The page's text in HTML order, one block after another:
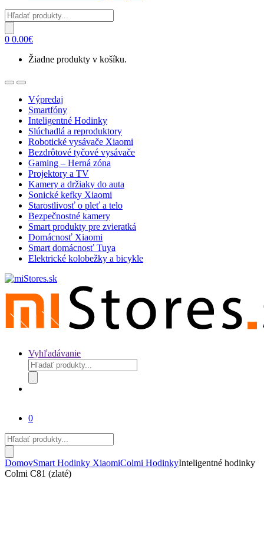
Products
search
0 0.00€
Žiadne produkty v košíku.
OpenClose
Výpredaj
Smartfóny
Inteligentné Hodinky
Slúchadlá a reproduktory
Robotické vysávače Xiaomi
Bezdrôtové tyčové vysávače
Gaming – Herná zóna
Projektory a TV
Kamery a držiaky do auta
Sonické kefky Xiaomi
Starostlivosť o pleť a telo
Bezpečnostné kamery
Smart produkty pre zvieratká
Domácnosť Xiaomi
Smart domácnosť Tuya
Elektrické kolobežky a bicykle
Vyhľadávanie
Products
search
0
Products
search
DomovSmart Hodinky XiaomiColmi HodinkyInteligentné hodinky
Colmi C81 (zlaté)